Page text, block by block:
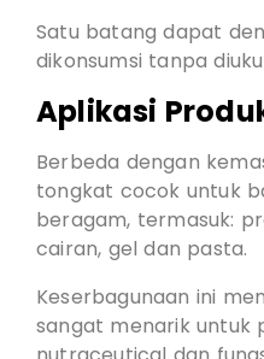
Satu batang dapat
dikonsumsi tanpa
Aplikasi
Berbeda dengan
tongkat cocok untuk
beragam, termasuk:
cairan, gel dan pasta.
Keserbagunaan ini
sangat menarik untuk